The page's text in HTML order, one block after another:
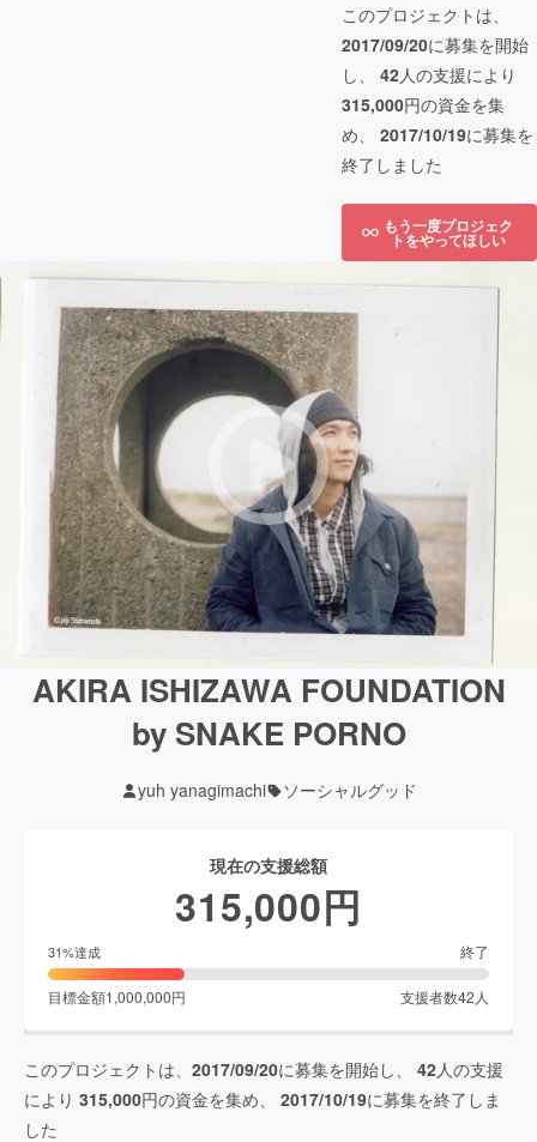
このプロジェクトは、
2017/09/20に募集を開始
し、 42人の支援により
315,000円の資金を集
め、 2017/10/19に募集を
終了しました
もう一度プロジェク
トをやってほしい
AKIRA ISHIZAWA FOUNDATION
by SNAKE PORNO
yuh yanagimachi ソーシャルグッド
現在の支援総額
315,000円
31%達成 終了
目標金額1,000,000円 支援者数42 人
このプロジェクトは、 2017/09/20に募集を開始し、 42人の支援
により 315,000円の資金を集め、 2017/10/19に募集を終了しま
した